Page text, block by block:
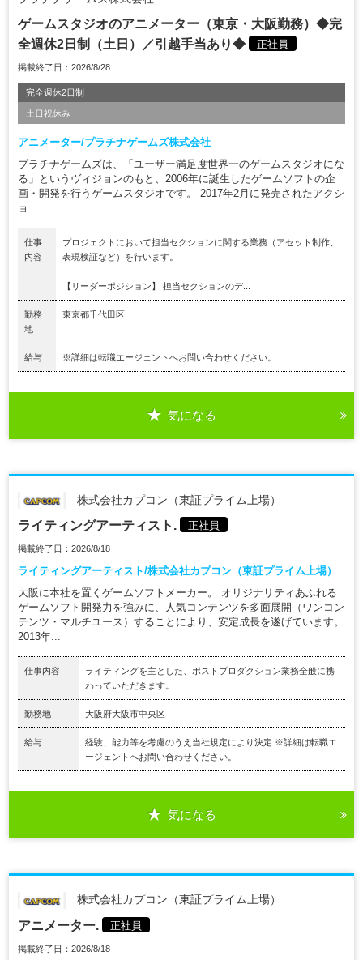
ゲームスタジオのアニメーター（東京・大阪勤務）◆完
全週休2日制（土日）／引越手当あり◆
正社員
掲載終了日：2026/8/28
完全週休2日制
土日祝休み
アニメーター/プラチナゲームズ株式会社
プラチナゲームズは、「ユーザー満足度世界一のゲームスタジオにな
る」というヴィジョンのもと、2006年に誕生したゲームソフトの企
画・開発を行うゲームスタジオです。 2017年2月に発売されたアクシ
ョ...
仕事
内容
プロジェクトにおいて担当セクションに関する業務（アセット制作、
表現検証など）を行います。
【リーダーポジション】 担当セクションのデ...
勤務
地
東京都千代田区
給与 ※詳細は転職エージェントへお問い合わせください。
気になる
株式会社カプコン（東証プライム上場）
ライティングアーティスト. 正社員
掲載終了日：2026/8/18
ライティングアーティスト/株式会社カプコン（東証プライム上場）
大阪に本社を置くゲームソフトメーカー。 オリジナリティあふれる
ゲームソフト開発力を強みに、人気コンテンツを多面展開（ワンコン
テンツ・マルチユース）することにより、安定成長を遂げています。
2013年...
仕事内容
ライティングを主とした、ポストプロダクション業務全般に携
わっていただきます。
勤務地 大阪府大阪市中央区
給与
経験、能力等を考慮のうえ当社規定により決定 ※詳細は転職エ
ージェントへお問い合わせください。
気になる
株式会社カプコン（東証プライム上場）
アニメーター. 正社員
掲載終了日：2026/8/18